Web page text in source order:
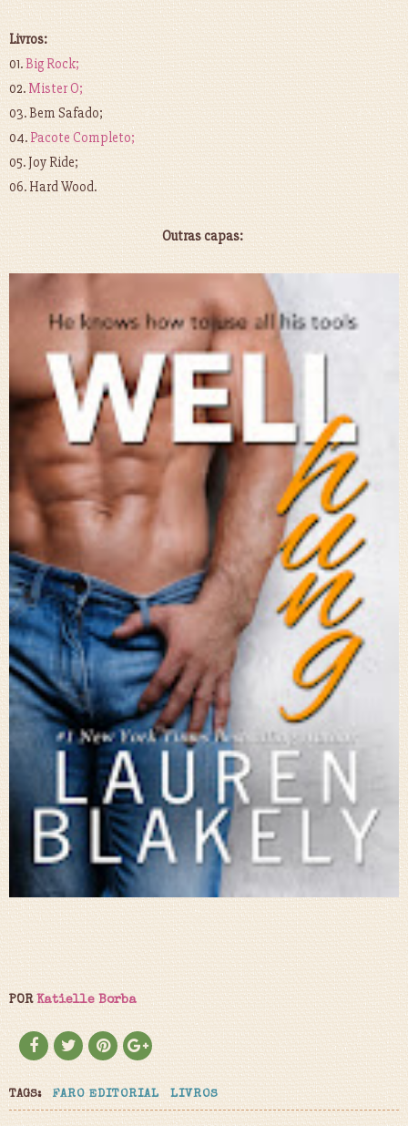
Livros:
01.Big Rock;
02.Mister O;
03. Bem Safado;
04. Pacote Completo;
05. Joy Ride;
06. Hard Wood.
Outras capas:
PORKatielle Borba
TAGS: FARO EDITORIAL LIVROS